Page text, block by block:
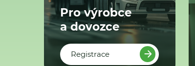
Pro výrobce
a dovozce
Registrace